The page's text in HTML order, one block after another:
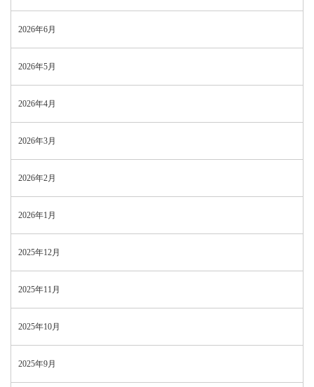
2026年6月
2026年5月
2026年4月
2026年3月
2026年2月
2026年1月
2025年12月
2025年11月
2025年10月
2025年9月